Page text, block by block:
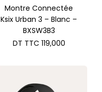
Montre Connectée
Ksix Urban 3 – Blanc –
BXSW3B3
DT TTC 119,000